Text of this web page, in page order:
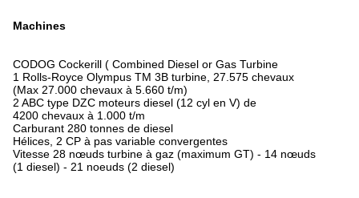
Machines
CODOG Cockerill ( Combined Diesel or Gas Turbine
1 Rolls-Royce Olympus TM 3B turbine, 27.575 chevaux
(Max 27.000 chevaux à 5.660 t/m)
2 ABC type DZC moteurs diesel (12 cyl en V) de
4200 chevaux à 1.000 t/m
Carburant 280 tonnes de diesel
Hélices, 2 CP à pas variable convergentes
Vitesse 28 nœuds turbine à gaz (maximum GT) - 14 nœuds
(1 diesel) - 21 noeuds (2 diesel)